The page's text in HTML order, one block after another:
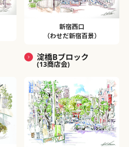
新宿西口
（わせだ新宿百景）
淀橋Bブロック
(13商店会)